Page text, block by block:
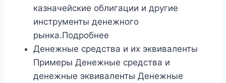
казначейские облигации и другие
инструменты денежного
рынка.Подробнее
Денежные средства и их эквиваленты
Примеры Денежные средства и
денежные эквиваленты Денежные